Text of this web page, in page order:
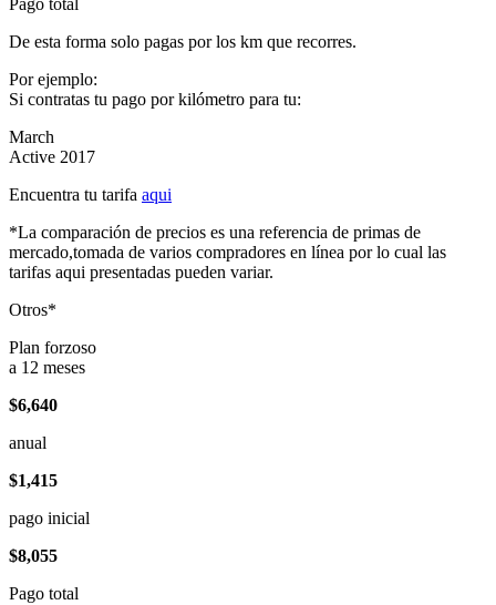
De esta forma solo pagas por los km que recorres.
Por ejemplo:
Si contratas tu pago por kilómetro para tu:
March
Active 2017
Encuentra tu tarifa aqui
*La comparación de precios es una referencia de primas de
mercado,tomada de varios compradores en línea por lo cual las
tarifas aqui presentadas pueden variar.
Otros*
Plan forzoso
a 12 meses
$6,640
anual
$1,415
pago inicial
$8,055
Pago total